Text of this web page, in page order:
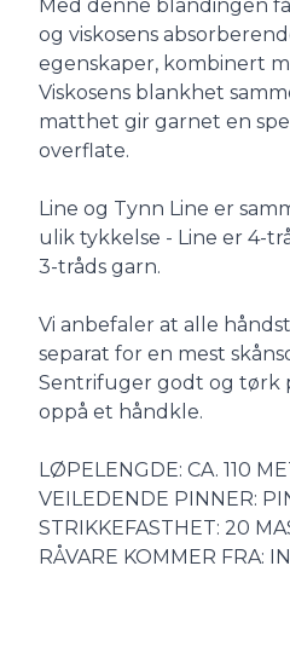
Med denne blandingen
og viskosens
egenskaper, kombinert
Viskosens blankhet
matthet gir garnet en
overflate.
Line og Tynn Line er
ulik tykkelse - Line er 4-
3-tråds garn.
Vi anbefaler at alle
separat for en mest
Sentrifuger godt og tørk
oppå et håndkle.
LØPELENGDE: CA. 110
VEILEDENDE PINNER:
STRIKKEFASTHET: 20
RÅVARE KOMMER FRA: